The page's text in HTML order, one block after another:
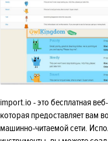
import.io - это бесплатная
которая предоставляет вам
машинно-читаемой сети.